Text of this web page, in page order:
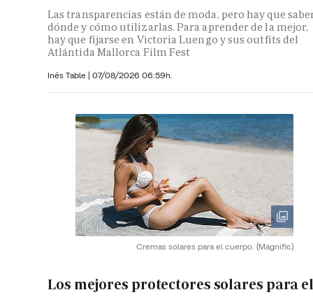
Las transparencias están de moda, pero hay que
dónde y cómo utilizarlas. Para aprender de la mejor,
hay que fijarse en Victoria Luengo y sus outfits del
Atlántida Mallorca Film Fest
Inés Table | 07/08/2026 06:59h.
Cremas solares para el cuerpo. (Magnific)
Los mejores protectores solares para